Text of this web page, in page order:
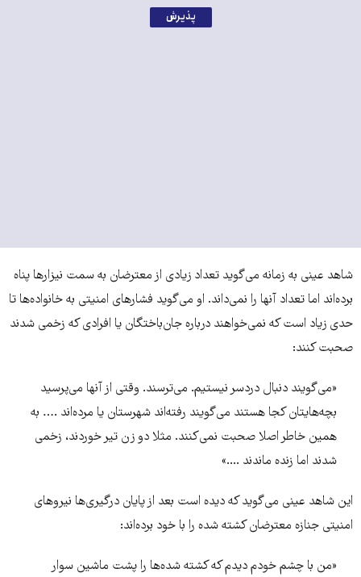
پذیرش
شاهد عینی به زمانه می‌گوید تعداد زیادی از معترضان به سمت نیزارها پناه
برده‌اند اما تعداد آنها را نمی‌داند. او می‌گوید فشارهای امنیتی به خانواده‌ها تا
حدی زیاد است که نمی‌خواهند درباره جان‌باختگان یا افرادی که زخمی شدند
صحبت کنند:
«می‌گویند دنبال دردسر نیستیم. می‌ترسند. وقتی از آنها می‌پرسید
بچه‌هایتان کجا هستند می‌گویند رفته‌اند شهرستان یا مرده‌اند .… به
همین خاطر اصلا صحبت نمی‌کنند. مثلا دو زن تیر خوردند، زخمی
شدند اما زنده ماندند ....»
این شاهد عینی می‌گوید که دیده است بعد از پایان درگیری‌ها نیروهای
امنیتی جنازه معترضان کشته شده را با خود برده‌اند:
«من با چشم خودم دیدم که کشته شده‌ها را پشت ماشین سوار